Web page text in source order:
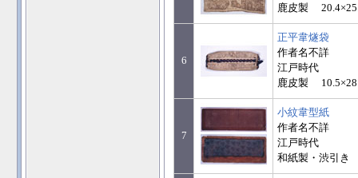
鹿皮製
6
正平韋燧袋
作者名不詳
江戸時代
鹿皮製
7
小紋韋型紙
作者名不詳
江戸時代
和紙製・渋引き